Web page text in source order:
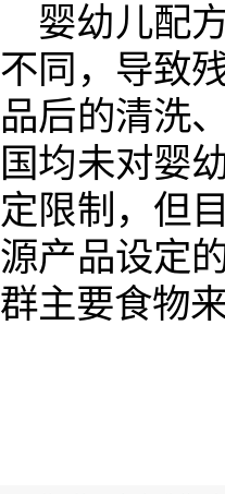
婴幼儿配
不同，导致
品后的清洗
国均未对婴
定限制，但
源产品设定
群主要食物